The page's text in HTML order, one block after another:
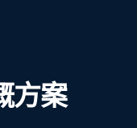
方案